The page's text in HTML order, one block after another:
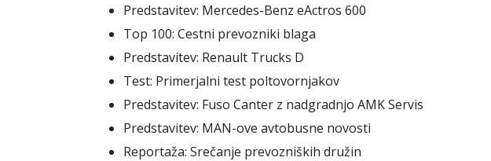
Predstavitev: Mercedes-Benz eActros 600
Top 100: Cestni prevozniki blaga
Predstavitev: Renault Trucks D
Test: Primerjalni test poltovornjakov
Predstavitev: Fuso Canter z nadgradnjo AMK Servis
Predstavitev: MAN-ove avtobusne novosti
Reportaža: Srečanje prevozniških družin